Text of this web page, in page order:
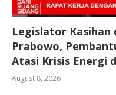
Legislator Kasihan
Prabowo,
Atasi Krisis Energi
August 8, 2026